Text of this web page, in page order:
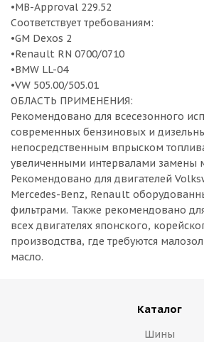
•MB-Approval 229.52
Соответствует требованиям:
•GM Dexos 2
•Renault RN 0700/0710
•BMW LL-04
•VW 505.00/505.01
ОБЛАСТЬ ПРИМЕНЕНИЯ:
Рекомендовано для всесезонного
современных бензиновых и
непосредственным впрыском
увеличенными интервалами замены
Рекомендовано для двигателей
Mercedes-Benz, Renault
фильтрами. Также рекомендовано
всех двигателях японского,
производства, где требуются
масло.
Каталог
Шины